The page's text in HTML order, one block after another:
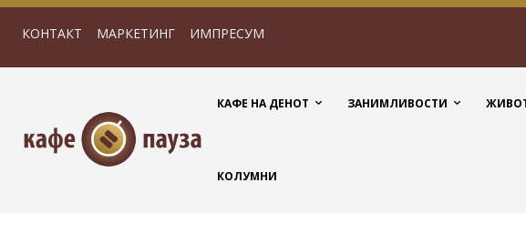
КОНТАКТ МАРКЕТИНГ ИМПРЕСУМ
КАФЕ НА ДЕНОТ ЗАНИМЛИВОСТИ
КОЛУМНИ